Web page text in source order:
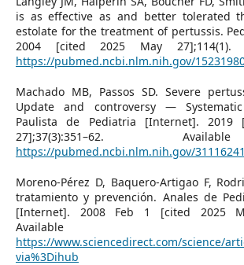
is as effective as and better tolerated
estolate for the treatment of pertussis.
2004 [cited 2025 May 27];114(1).
https://pubmed.ncbi.nlm.nih.gov/
Machado MB, Passos SD. Severe
Update and controversy —
Paulista de Pediatria [Internet]. 2019
27];37(3):351–62.
https://pubmed.ncbi.nlm.nih.gov/
Moreno-Pérez D, Baquero-Artigao F,
tratamiento y prevención. Anales de
[Internet]. 2008 Feb 1 [cited 2025
Available
https://www.sciencedirect.com/science/
via%3Dihub